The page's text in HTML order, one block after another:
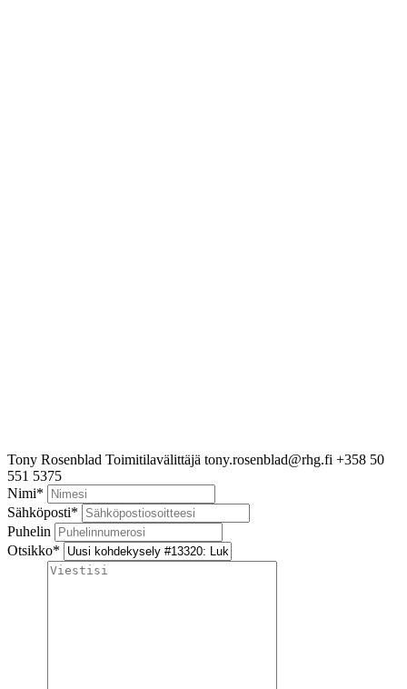
Tony Rosenblad Toimitilavälittäjä tony.rosenblad@rhg.fi +358 50
551 5375
Nimi*
Sähköposti*
Puhelin
Otsikko*